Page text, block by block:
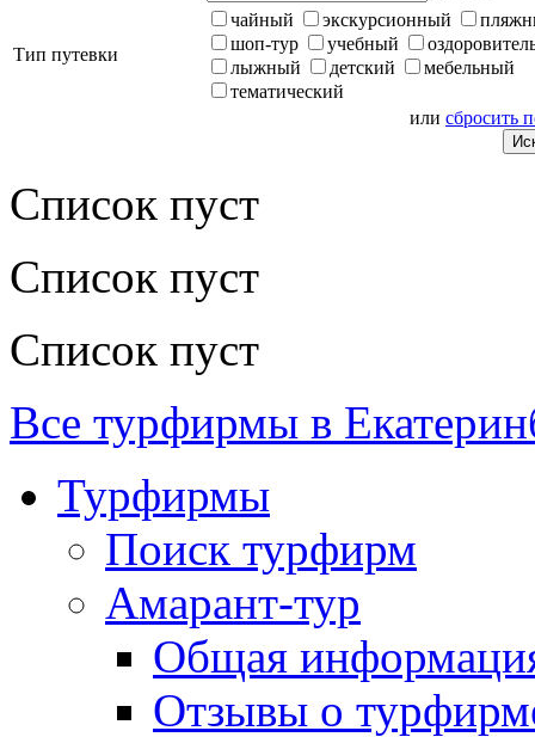
Тип путевки
чайный экскурсионный
шоп-тур
учебный
лыжный
детский
мебельный
тематический
или сбросить
Список пуст
Список пуст
Список пуст
Все турфирмы в
Турфирмы
Поиск турфирм
Амарант-тур
Общая
Отзывы о